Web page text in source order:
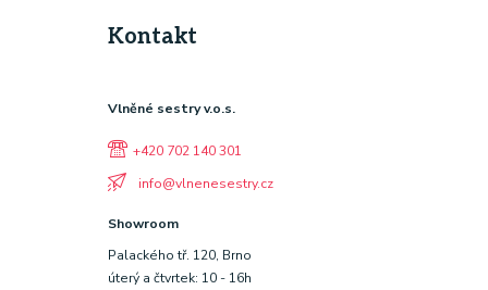
Kontakt
Vlněné sestry v.o.s.
+420 702 140 301
info@vlnenesestry.cz
Showroom
Palackého tř. 120, Brno
úterý a čtvrtek: 10 - 16h